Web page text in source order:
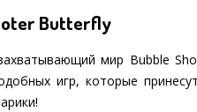
Butterfly
мир Bubble
игр, которые